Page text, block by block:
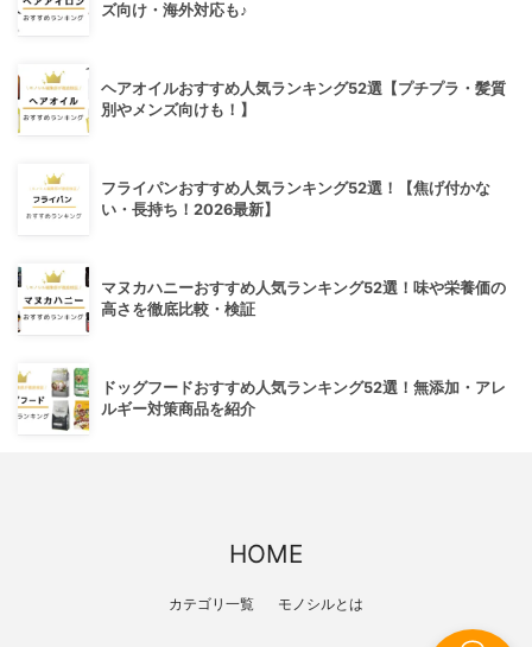
ズ向け・海外対応も♪
ヘアオイルおすすめ人気ランキング52選【プチプラ・髪質
別やメンズ向けも！】
フライパンおすすめ人気ランキング52選！【焦げ付かな
い・長持ち！2026最新】
マヌカハニーおすすめ人気ランキング52選！味や栄養価の
高さを徹底比較・検証
ドッグフードおすすめ人気ランキング52選！無添加・アレ
ルギー対策商品を紹介
HOME
カテゴリ一覧 モノシルとは